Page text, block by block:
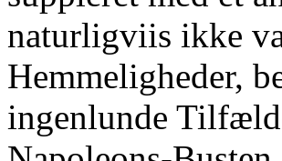
naturligviis ikke
Hemmeligheder,
ingenlunde